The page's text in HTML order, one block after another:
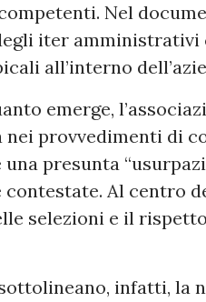
Nel
iter amministrativi
all’interno
emerge,
provvedimenti di
presunta
contestate. Al centro
selezioni e il
infatti, la